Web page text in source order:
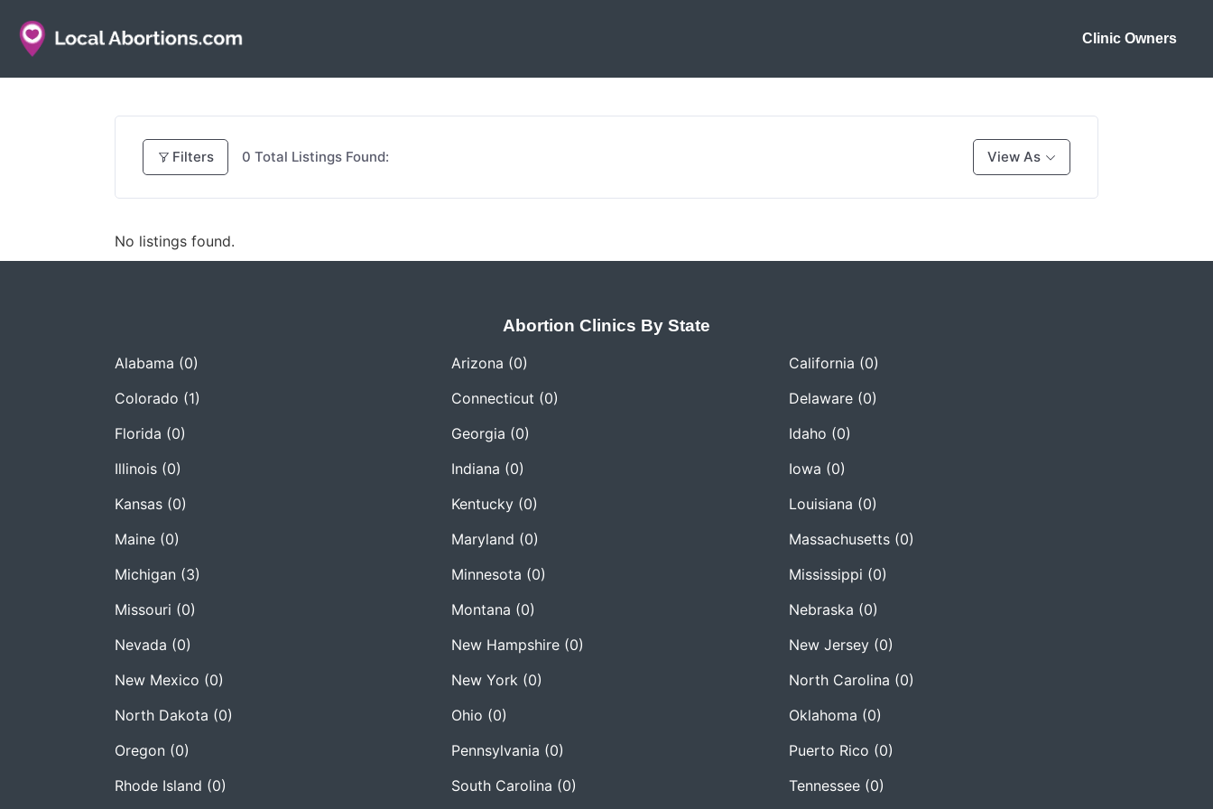
Clinic Owners
Filters 0 Total Listings Found: View As
No listings found.
Abortion Clinics By State
Alabama (0) Arizona (0) California (0)
Colorado (1) Connecticut (0) Delaware(0)
Florida (0) Georgia (0) Idaho (0)
Illinois (0) Indiana (0) Iowa (0)
Kansas (0) Kentucky (0) Louisiana (0)
Maine (0) Maryland (0) Massachusetts(0)
Michigan (3) Minnesota (0) Mississippi (0)
Missouri (0) Montana (0) Nebraska (0)
Nevada (0) New Hampshire (0) New Jersey(0)
New Mexico (0) New York (0) North Carolina (0)
North Dakota (0) Ohio (0) Oklahoma (0)
Oregon (0) Pennsylvania (0) Puerto Rico (0)
Rhode Island (0) South Carolina (0) Tennessee(0)